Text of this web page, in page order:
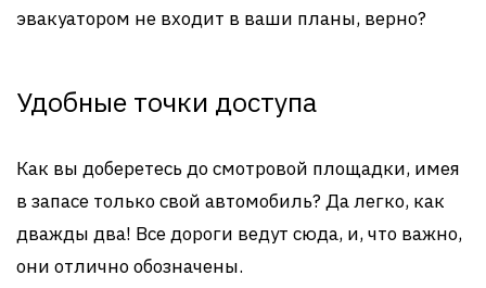
эвакуатором не входит в ваши планы, верно?
Удобные точки доступа
Как вы доберетесь до смотровой площадки, имея
в запасе только свой автомобиль? Да легко, как
дважды два! Все дороги ведут сюда, и, что важно,
они отлично обозначены.